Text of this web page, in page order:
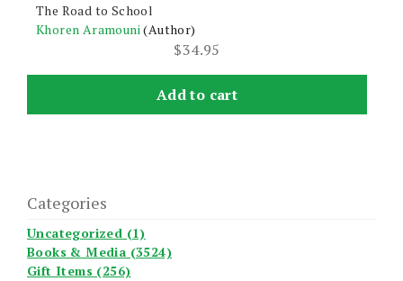
The Road to School
Khoren Aramouni (Author)
$34.95
Add to cart
Categories
Uncategorized (1)
Books & Media (3524)
Gift Items (256)